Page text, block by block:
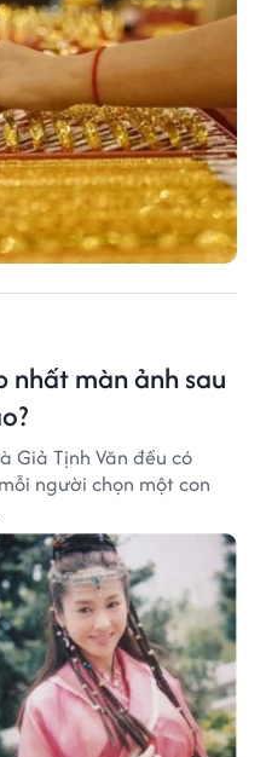
nhất màn ảnh sau
Giả Tịnh Văn đều có
người chọn một con